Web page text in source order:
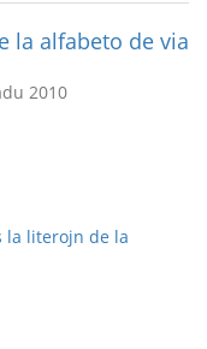
la alfabeto de via
2010
la literojn de la